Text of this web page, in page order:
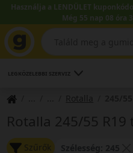
Használja a LENDÜLET
Még 55 nap 08 óra
LEGKÖZELEBBI SZERVIZ
Rotalla
Rotalla 245/55
Szűrők